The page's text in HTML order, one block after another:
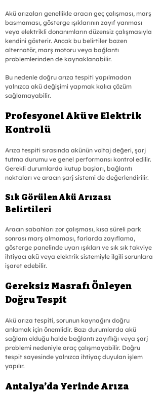
Akü arızaları genellikle aracın geç çalışması, marş
basmaması, gösterge ışıklarının zayıf yanması
veya elektrikli donanımların düzensiz çalışmasıyla
kendini gösterir. Ancak bu belirtiler bazen
alternatör, marş motoru veya bağlantı
problemlerinden de kaynaklanabilir.
Bu nedenle doğru arıza tespiti yapılmadan
yalnızca akü değişimi yapmak kalıcı çözüm
sağlamayabilir.
Profesyonel Akü ve Elektrik
Kontrolü
Arıza tespiti sırasında akünün voltaj değeri, şarj
tutma durumu ve genel performansı kontrol edilir.
Gerekli durumlarda kutup başları, bağlantı
noktaları ve aracın şarj sistemi de değerlendirilir.
Sık Görülen Akü Arızası
Belirtileri
Aracın sabahları zor çalışması, kısa süreli park
sonrası marş almaması, farlarda zayıflama,
gösterge panelinde uyarı ışıkları ve sık sık takviye
ihtiyacı akü veya elektrik sistemiyle ilgili sorunlara
işaret edebilir.
Gereksiz Masrafı Önleyen
Doğru Tespit
Akü arıza tespiti, sorunun kaynağını doğru
anlamak için önemlidir. Bazı durumlarda akü
sağlam olduğu halde bağlantı zayıflığı veya şarj
problemi nedeniyle araç çalışmayabilir. Doğru
tespit sayesinde yalnızca ihtiyaç duyulan işlem
yapılır.
Antalya’da Yerinde Arıza